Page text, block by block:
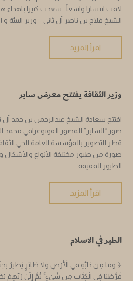
لاقت انتشارا واسعاً . سعدت كثيرا باهداء
الشيخ فلاح بن ناصر آل ثاني – وزير البيئة و
اقرأ المزيد
وزير الثقافة يفتتح معرض سابر
افتتح سعادة الشيخ عبدالرحمن بن حمد آل
صور “السابر” للمصور الفوتوغرافي محمد
صورة من طيور مختلفة الأنواع والأشكال
الطيور المقيمة...
اقرأ المزيد
الطير في الاسلام
﴿ وَمَا مِن دَابَّةٍ فِي الْأَرْضِ وَلَا طَائِرٍ يَطِيرُ
فَرَّطْنَا فِي الْكِتَابِ مِن شَيْءٍ ۚ ثُمَّ إِلَىٰ رَبِّهِمْ